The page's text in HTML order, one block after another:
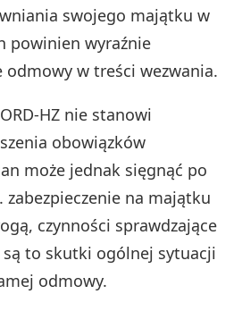
swojego majątku w
powinien wyraźnie
odmowy w treści wezwania.
nie stanowi
obowiązków
może jednak sięgnąć po
zabezpieczenie na majątku
czynności sprawdzające
są to skutki ogólnej sytuacji
odmowy.